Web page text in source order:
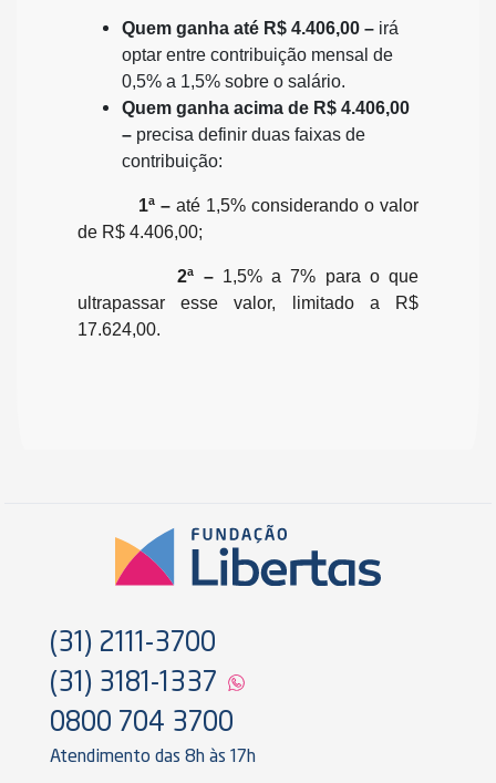
Quem ganha até R$ 4.406,00 – irá
optar entre contribuição mensal de
0,5% a 1,5% sobre o salário.
Quem ganha acima de R$ 4.406,00
– precisa definir duas faixas de
contribuição:
1ª – até 1,5% considerando o valor
de R$ 4.406,00;
2ª –1,5% a 7% para o que
ultrapassar esse valor, limitado a R$
17.624,00.
(31) 2111-3700
(31) 3181-1337
0800 704 3700
Atendimento das 8h às 17h